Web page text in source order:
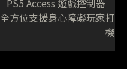
PS5 Access 遊戲控制器
全方位支援身心障礙玩家打
機